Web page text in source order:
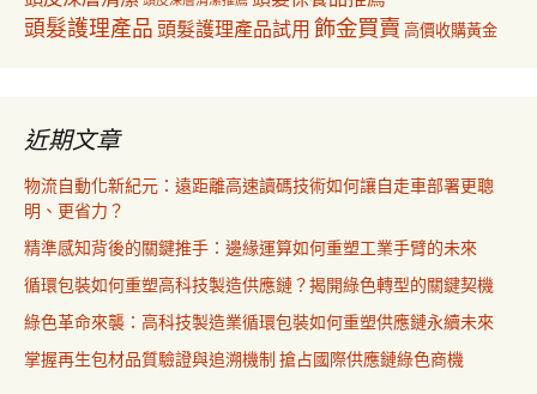
頭髮護理產品 頭髮護理產品試用 飾金買賣 高價收購黃金
近期文章
物流自動化新紀元：遠距離高速讀碼技術如何讓自走車部署更聰
明、更省力？
精準感知背後的關鍵推手：邊緣運算如何重塑工業手臂的未來
循環包裝如何重塑高科技製造供應鏈？揭開綠色轉型的關鍵契機
綠色革命來襲：高科技製造業循環包裝如何重塑供應鏈永續未來
掌握再生包材品質驗證與追溯機制 搶占國際供應鏈綠色商機